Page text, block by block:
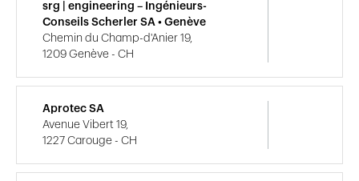
srg | engineering – Ingénieurs-
Conseils Scherler SA • Genève
Chemin du Champ-d'Anier 19,
1209 Genève - CH
Aprotec SA
Avenue Vibert 19,
1227 Carouge - CH